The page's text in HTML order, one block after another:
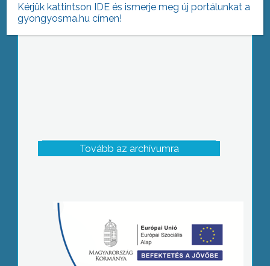
Tovább az archívumra
Kérjük kattintson IDE és ismerje meg új portálunkat a
gyongyosma.hu címen!